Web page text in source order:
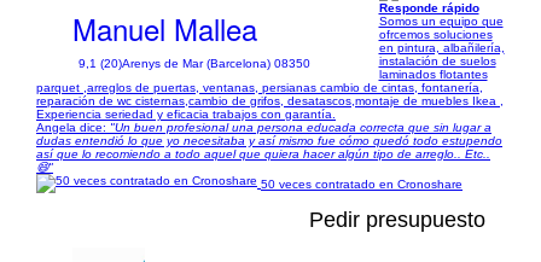
Manuel Mallea
9,1 (20)Arenys de Mar (Barcelona) 08350
Responde rápido
Somos un equipo que
ofrcemos soluciones
en pintura, albañilería,
instalación de suelos
laminados flotantes
parquet ,arreglos de puertas, ventanas, persianas cambio de cintas, fontanería,
reparación de wc cisternas,cambio de grifos, desatascos,montaje de muebles Ikea ,
Experiencia seriedad y eficacia trabajos con garantía.
Angela dice: "Un buen profesional una persona educada correcta que sin lugar a
dudas entendió lo que yo necesitaba y así mismo fue cómo quedó todo estupendo
así que lo recomiendo a todo aquel que quiera hacer algún tipo de arreglo.. Etc..
😄"
50 veces contratado en Cronoshare
Pedir presupuesto